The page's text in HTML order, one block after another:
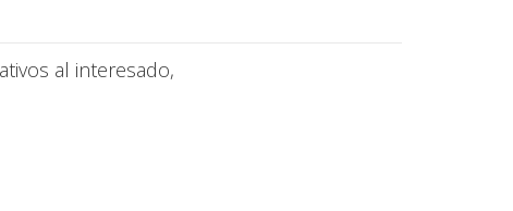
al interesado,